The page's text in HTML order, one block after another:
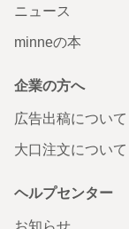
ニュース
minneの本
企業の方へ
広告出稿について
大口注文について
ヘルプセンター
お知らせ